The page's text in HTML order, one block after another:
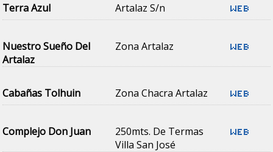
Terra Azul Artalaz S/n
Nuestro Sueño Del
Artalaz
Zona Artalaz
Cabañas Tolhuin Zona Chacra Artalaz
Complejo Don Juan
250mts. De Termas
Villa San José